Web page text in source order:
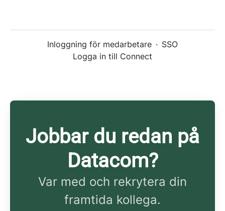
Inloggning för medarbetare · SSO
Logga in till Connect
Jobbar du redan på
Datacom?
Var med och rekrytera din
framtida kollega.